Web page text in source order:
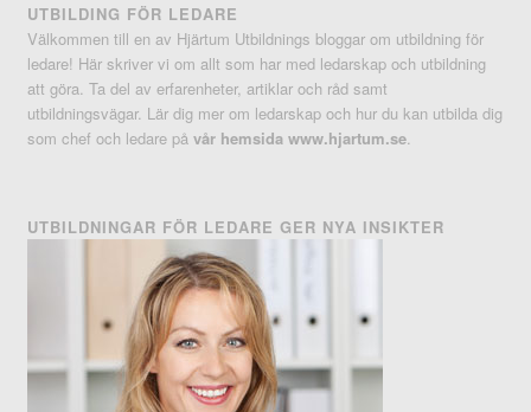
UTBILDING FÖR LEDARE
Välkommen till en av Hjärtum Utbildnings bloggar om utbildning för
ledare! Här skriver vi om allt som har med ledarskap och utbildning
att göra. Ta del av erfarenheter, artiklar och råd samt
utbildningsvägar. Lär dig mer om ledarskap och hur du kan utbilda dig
som chef och ledare påvår hemsida www.hjartum.se
UTBILDNINGAR FÖR LEDARE GER NYA INSIKTER